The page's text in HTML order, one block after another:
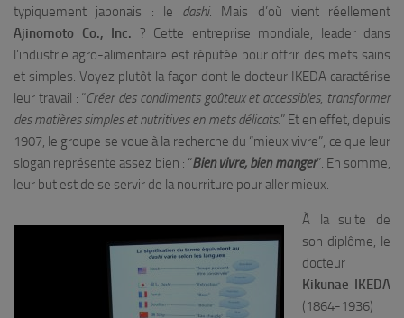
typiquement japonais : le dashi. Mais d’où vient réellement
Ajinomoto Co., Inc. ? Cette entreprise mondiale, leader dans
l’industrie agro-alimentaire est réputée pour offrir des mets sains
et simples. Voyez plutôt la façon dont le docteur IKEDA caractérise
leur travail : “Créer des condiments goûteux et accessibles, transformer
des matières simples et nutritives en mets délicats.” Et en effet, depuis
1907, le groupe se voue à la recherche du “mieux vivre”, ce que leur
slogan représente assez bien : “Bien vivre, bien manger”. En somme,
leur but est de se servir de la nourriture pour aller mieux.
À la suite de
son diplôme, le
docteur
Kikunae IKEDA
(1864-1936)